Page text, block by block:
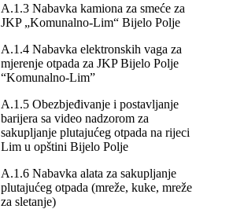
A.1.3 Nabavka kamiona za smeće za
JKP „Komunalno-Lim“ Bijelo Polje
A.1.4 Nabavka elektronskih vaga za
mjerenje otpada za JKP Bijelo Polje
“Komunalno-Lim”
A.1.5 Obezbjeđivanje i postavljanje
barijera sa video nadzorom za
sakupljanje plutajućeg otpada na rijeci
Lim u opštini Bijelo Polje
A.1.6 Nabavka alata za sakupljanje
plutajućeg otpada (mreže, kuke, mreže
za sletanje)